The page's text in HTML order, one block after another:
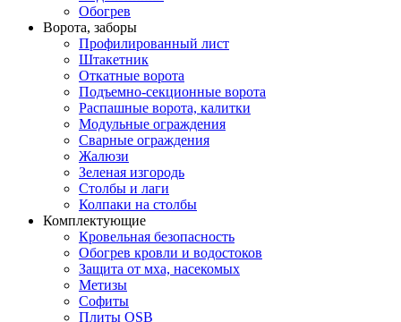
Обогрев
Ворота, заборы
Профилированный лист
Штакетник
Откатные ворота
Подъемно-секционные ворота
Распашные ворота, калитки
Модульные ограждения
Сварные ограждения
Жалюзи
Зеленая изгородь
Столбы и лаги
Колпаки на столбы
Комплектующие
Кровельная безопасность
Обогрев кровли и водостоков
Защита от мха, насекомых
Метизы
Софиты
Плиты OSB